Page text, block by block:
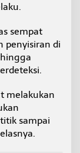
sempat
penyisiran di
melakukan
sampai